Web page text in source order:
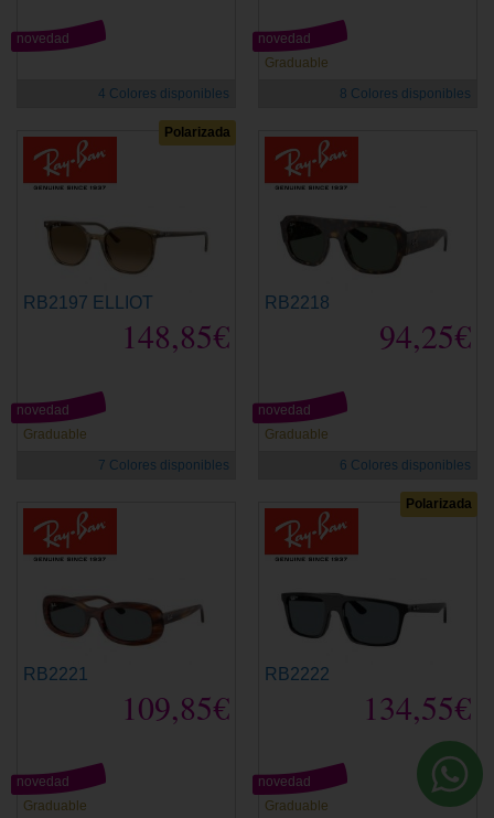
novedad
4 Colores disponibles
Graduable
novedad
8 Colores disponibles
Polarizada
RB2197 ELLIOT
148,85€
Graduable
novedad
7 Colores disponibles
RB2218
94,25€
Graduable
novedad
6 Colores disponibles
RB2221
109,85€
Graduable
novedad
Polarizada
RB2222
134,55€
Graduable
novedad